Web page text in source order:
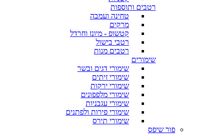
רטבים ותוספות
טחינה ועמבה
מרקים
קטשופ - מיונז וחרדל
רטבי בישול
רטבים מנות
שימורים
שימורי דגים ובשר
שימורי זיתים
שימורי ירקות
שימורי מלפפונים
שימורי עגבניות
שימורי פירות ולפתנים
שימורי תירס
פור שיפס